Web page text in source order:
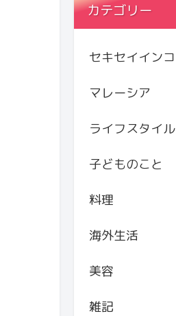
カテゴリー
セキセイインコ
マレーシア
ライフスタイル
子どものこと
料理
海外生活
美容
雑記